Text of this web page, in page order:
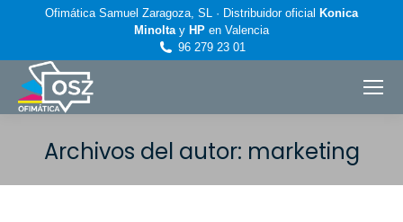
Ofimática Samuel Zaragoza, SL · Distribuidor oficial Konica
Minoltay HP en Valencia
96 279 23 01
Archivos del autor: marketing